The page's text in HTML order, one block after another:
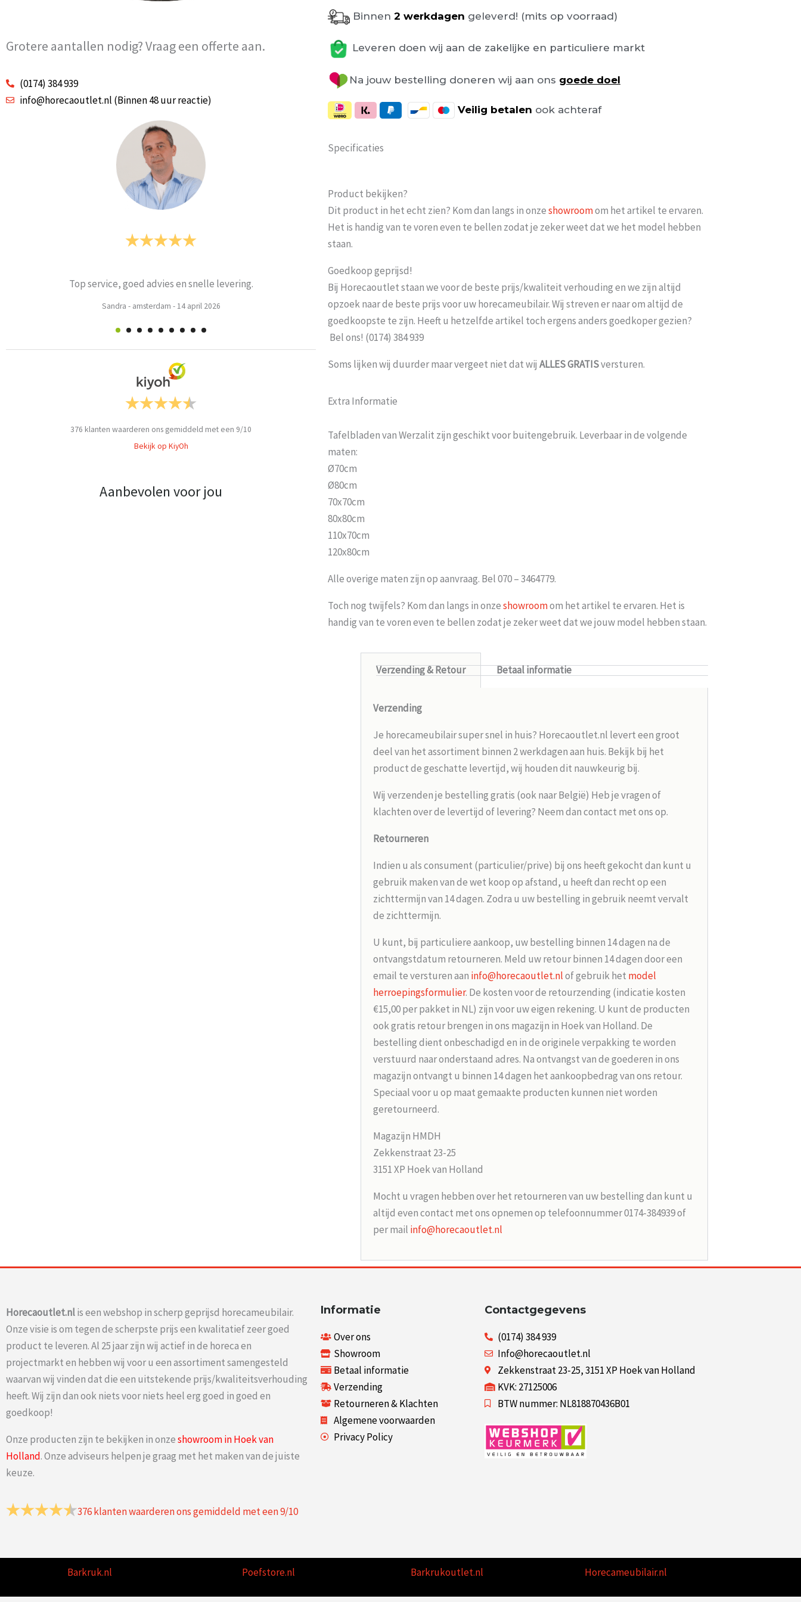
Grotere aantallen nodig? Vraag een offerte aan.
(0174) 384 939
info@horecaoutlet.nl (Binnen 48 uur reactie)
Prima
Weets mieke -Turnhout-3 maart 2026
Probeer het nog sneller te laten bezorgen Nu minimaal 2 weken erop
moeten wachten En pakketdienst DHL moet er iets meer met [...]
Eric- Zwijndrecht-21 januari 2026
Goed bereikbaar en op mijn vraag
376 klanten waarderen ons gemiddeld met een 9/10
Bekijk op KiyOh
Aanbevolen voor jou
Binnen 2 werkdagen geleverd! (mits op voorraad)
Leveren doen wij aan de zakelijke en particuliere markt
Na jouw bestelling doneren wij aan ons goede doel
Veilig betalen ook achteraf
Specificaties
Product bekijken?
Dit product in het echt zien? Kom dan langs in onzeshowroomom het artikel te ervaren.
Het is handig van te voren even te bellen zodat je zeker weet dat we het model hebben
staan.
Goedkoop geprijsd!
Bij Horecaoutlet staan we voor de beste prijs/kwaliteit verhouding en we zijn altijd
opzoek naar de beste prijs voor uw horecameubilair. Wij streven er naar om altijd de
goedkoopste te zijn. Heeft u hetzelfde artikel toch ergens anders goedkoper gezien?
Bel ons! (0174) 384 939
Soms lijken wij duurder maar vergeet niet dat wij ALLESGRATISversturen.
Extra Informatie
Tafelbladen van Werzalit zijn geschikt voor buitengebruik. Leverbaar in de volgende
maten:
Ø70cm
Ø80cm
70x70cm
80x80cm
110x70cm
120x80cm
Alle overige maten zijn op aanvraag. Bel 070 – 3464779.
Toch nog twijfels? Kom dan langs in onzeshowroomom het artikel te ervaren. Het is
handig van te voren even te bellen zodat je zeker weet dat we jouw model hebben staan.
Verzending & Retour Betaal informatie
Verzending
Je horecameubilair super snel in huis? Horecaoutlet.nl levert een groot
deel van het assortiment binnen 2 werkdagen aan huis. Bekijk bij het
product de geschatte levertijd, wij houden dit nauwkeurig bij.
Wij verzenden je bestelling gratis (ook naar België) Heb je vragen of
klachten over de levertijd of levering? Neem dan contact met ons op.
Retourneren
Indien u als consument (particulier/prive) bij ons heeft gekocht dan kunt u
gebruik maken van de wet koop op afstand, u heeft dan recht op een
zichttermijn van 14 dagen. Zodra u uw bestelling in gebruik neemt vervalt
de zichttermijn.
U kunt, bij particuliere aankoop, uw bestelling binnen 14 dagen na de
ontvangstdatum retourneren. Meld uw retour binnen 14 dagen door een
email te versturen aan info@horecaoutlet.nlof gebruik het model
herroepingsformulier. De kosten voor de retourzending (indicatie kosten
€15,00 per pakket in NL) zijn voor uw eigen rekening. U kunt de producten
ook gratis retour brengen in ons magazijn in Hoek van Holland. De
bestelling dient onbeschadigd en in de originele verpakking te worden
verstuurd naar onderstaand adres. Na ontvangst van de goederen in ons
magazijn ontvangt u binnen 14 dagen het aankoopbedrag van ons retour.
Speciaal voor u op maat gemaakte producten kunnen niet worden
geretourneerd.
Magazijn HMDH
Zekkenstraat 23-25
3151 XP Hoek van Holland
Mocht u vragen hebben over het retourneren van uw bestelling dan kunt u
altijd even contact met ons opnemen op telefoonnummer 0174-384939 of
per mail info@horecaoutlet.nl
Horecaoutlet.nlis een webshop in scherp geprijsd horecameubilair.
Onze visie is om tegen de scherpste prijs een kwalitatief zeer goed
product te leveren. Al 25 jaar zijn wij actief in de horeca en
projectmarkt en hebben wij voor u een assortiment samengesteld
waarvan wij vinden dat die een uitstekende prijs/kwaliteitsverhouding
heeft. Wij zijn dan ook niets voor niets heel erg goed in goed en
goedkoop!
Onze producten zijn te bekijken in onzeshowroom in Hoek van
Holland. Onze adviseurs helpen je graag met het maken van de juiste
keuze.
376klanten waarderen ons gemiddeld met een9/10
Informatie
Over ons
Showroom
Betaal informatie
Verzending
Retourneren & Klachten
Algemene voorwaarden
Privacy Policy
Contactgegevens
(0174) 384 939
Info@horecaoutlet.nl
Zekkenstraat 23-25, 3151 XP Hoek van Holland
KVK: 27125006
BTW nummer: NL818870436B01
Barkruk.nl Poefstore.nl Barkrukoutlet.nl Horecameubilair.nl